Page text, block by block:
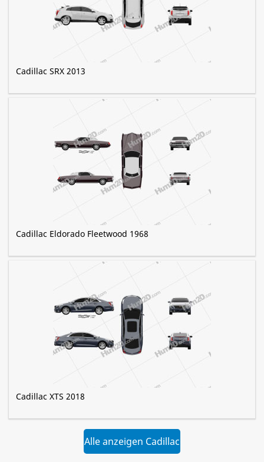
Cadillac SRX 2013
Cadillac Eldorado Fleetwood 1968
Cadillac XTS 2018
Alle anzeigen Cadillac